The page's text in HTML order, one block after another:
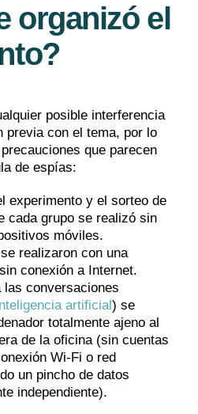
organizó el
posible interferencia
previa con el tema, por lo
que parecen
de espías:
experimento y el sorteo de
cada grupo se realizó sin
móviles.
realizaron con una
conexión a Internet.
las conversaciones
artificial) se
totalmente ajeno al
de la oficina (sin cuentas
Wi-Fi o red
un pincho de datos
independiente).